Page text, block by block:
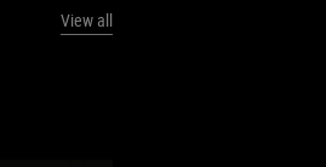
View all